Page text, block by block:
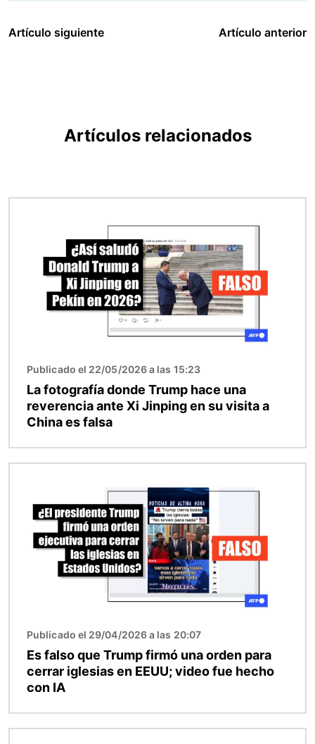
Artículo siguiente Artículo anterior
Artículos relacionados
Publicado el 22/05/2026 a las 15:23
La fotografía donde Trump hace una
reverencia ante Xi Jinping en su visita a
China es falsa
Publicado el 29/04/2026 a las 20:07
Es falso que Trump firmó una orden para
cerrar iglesias en EEUU; video fue hecho
con IA